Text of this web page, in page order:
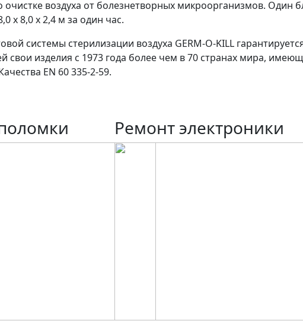
очистке воздуха от болезнетворных микроорганизмов. Один
х 8,0 х 2,4 м за один час.
системы стерилизации воздуха GERM-O-KILL
изделия c 1973 года более чем в 70 странах мира,
EN 60 335-2-59.
Ремонт электроники